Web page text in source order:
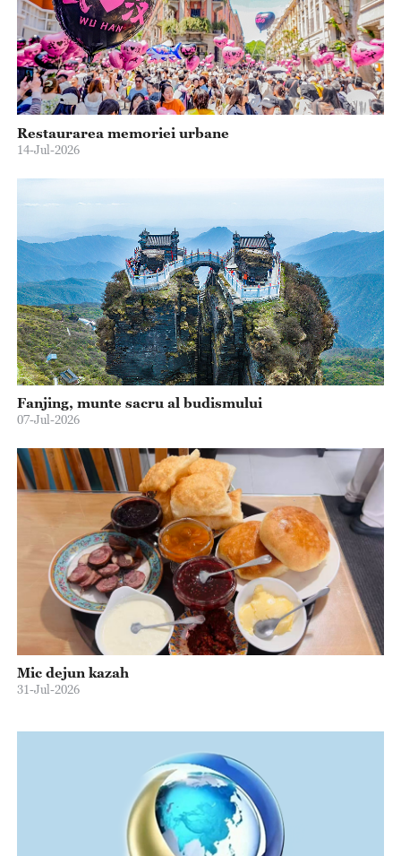
Restaurarea memoriei urbane
14-Jul-2026
Fanjing, munte sacru al budismului
07-Jul-2026
Mic dejun kazah
31-Jul-2026